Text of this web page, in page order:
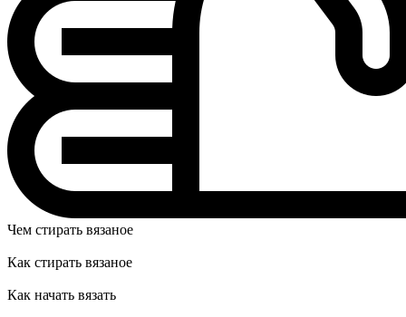
Чем стирать вязаное
Как стирать вязаное
Как начать вязать